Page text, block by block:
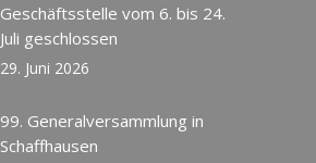
Geschäftsstelle vom 6. bis 24.
Juli geschlossen
29. Juni 2026
99. Generalversammlung in
Schaffhausen